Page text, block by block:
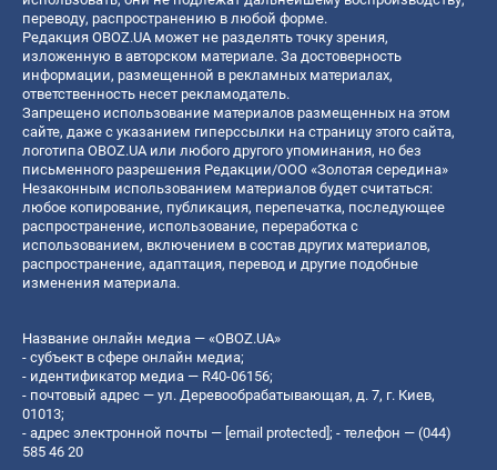
переводу, распространению в любой форме.
Редакция OBOZ.UA может не разделять точку зрения,
изложенную в авторском материале. За достоверность
информации, размещенной в рекламных материалах,
ответственность несет рекламодатель.
Запрещено использование материалов размещенных на этом
сайте, даже с указанием гиперссылки на страницу этого сайта,
логотипа OBOZ.UA или любого другого упоминания, но без
письменного разрешения Редакции/ООО «Золотая середина»
Незаконным использованием материалов будет считаться:
любое копирование, публикация, перепечатка, последующее
распространение, использование, переработка с
использованием, включением в состав других материалов,
распространение, адаптация, перевод и другие подобные
изменения материала.
Название онлайн медиа — «OBOZ.UA»
- субъект в сфере онлайн медиа;
- идентификатор медиа — R40-06156;
- почтовый адрес — ул. Деревообрабатывающая, д. 7, г. Киев,
01013;
- адрес электронной почты — [email protected]; - телефон — (044)
585 46 20